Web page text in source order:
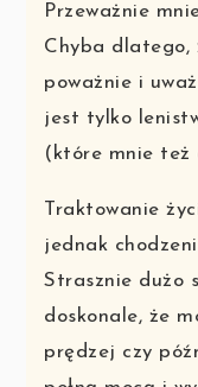
Przeważnie
Chyba dlatego,
poważnie i
jest tylko
(które mnie też
Traktowanie
jednak
Strasznie dużo
doskonale, że
prędzej czy